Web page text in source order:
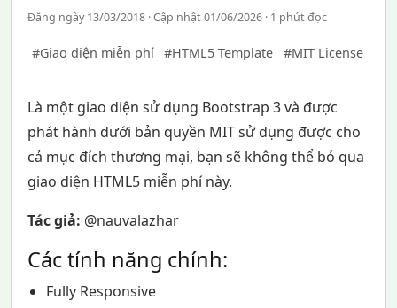
Đăng ngày 13/03/2018 · Cập nhật 01/06/2026 · 1 phút đọc
#Giao diện miễn phí #HTML5 Template #MIT License
Là một giao diện sử dụng Bootstrap 3 và được
phát hành dưới bản quyền MIT sử dụng được cho
cả mục đích thương mại, bạn sẽ không thể bỏ qua
giao diện HTML5 miễn phí này.
Tác giả: @nauvalazhar
Các tính năng chính:
Fully Responsive